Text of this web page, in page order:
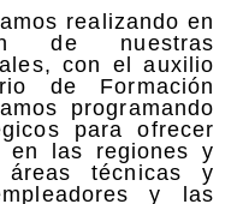
realizando en
de nuestras
con el auxilio
de Formación
programando
para ofrecer
en las regiones y
técnicas y
y las